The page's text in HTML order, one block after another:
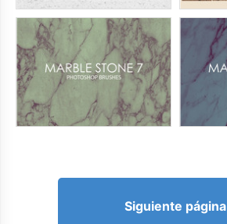
Siguiente página